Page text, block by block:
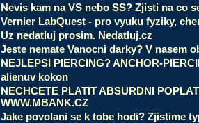
Nevis kam na VS nebo SS? Zjisti na co
Vernier LabQuest - pro vyuku fyziky,
Uz nedatluj prosim. Nedatluj.cz
Jeste nemate Vanocni darky? V nasem
NEJLEPSI PIERCING? ANCHOR-
alienuv kokon
NECHCETE PLATIT ABSURDNI
WWW.MBANK.CZ
Jake povolani se k tobe hodi? Zjistime